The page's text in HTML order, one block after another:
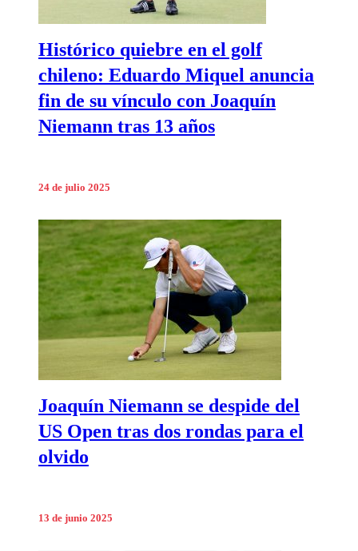
Histórico quiebre en el golf
chileno: Eduardo Miquel anuncia
fin de su vínculo con Joaquín
Niemann tras 13 años
24 de julio 2025
Joaquín Niemann se despide del
US Open tras dos rondas para el
olvido
13 de junio 2025